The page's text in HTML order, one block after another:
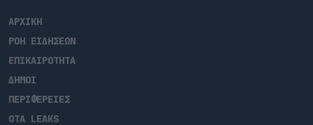
ΑΡΧΙΚΗ
ΡΟΗ ΕΙΔΗΣΕΩΝ
ΕΠΙΚΑΙΡΟΤΗΤΑ
ΔΗΜΟΙ
ΠΕΡΙΦΕΡΕΙΕΣ
OTA LEAKS